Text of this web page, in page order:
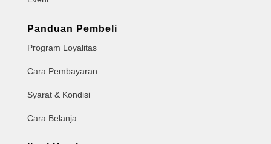
Panduan Pembeli
Program Loyalitas
Cara Pembayaran
Syarat & Kondisi
Cara Belanja